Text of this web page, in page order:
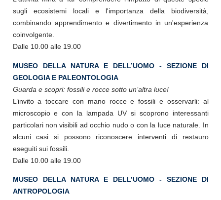
sugli ecosistemi locali e l'importanza della biodiversità,
combinando apprendimento e divertimento in un'esperienza
coinvolgente.
Dalle 10.00 alle 19.00
MUSEO DELLA NATURA E DELL’UOMO - SEZIONE DI
GEOLOGIA E PALEONTOLOGIA
Guarda e scopri: fossili e rocce sotto un’altra luce!
L’invito a toccare con mano rocce e fossili e osservarli: al
microscopio e con la lampada UV si scoprono interessanti
particolari non visibili ad occhio nudo o con la luce naturale. In
alcuni casi si possono riconoscere interventi di restauro
eseguiti sui fossili.
Dalle 10.00 alle 19.00
MUSEO DELLA NATURA E DELL’UOMO - SEZIONE DI
ANTROPOLOGIA